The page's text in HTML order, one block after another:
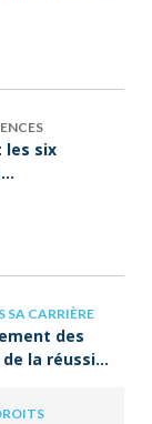
les six
SA CARRIÈRE
des
la réussite